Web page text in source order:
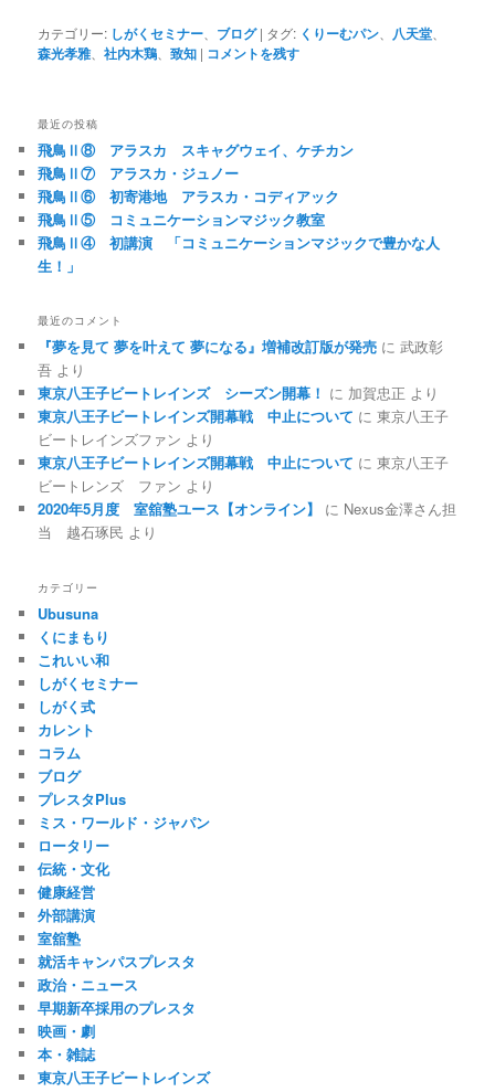
カテゴリー: しがくセミナー ブログ | タグ: くりーむパン 八天堂
森光孝雅、社内木鶏 、致知 | コメントを残す
最近の投稿
飛鳥Ⅱ⑧ アラスカ スキャグウェイ、ケチカン
飛鳥Ⅱ⑦ アラスカ・ジュノー
飛鳥Ⅱ⑥ 初寄港地 アラスカ・コディアック
飛鳥Ⅱ⑤ コミュニケーションマジック教室
飛鳥Ⅱ④ 初講演 「コミュニケーションマジックで豊かな人
生！」
最近のコメント
『夢を見て 夢を叶えて 夢になる』増補改訂版が発売 に武政彰
吾 より
東京八王子ビートレインズ シーズン開幕！ に 加賀忠正 より
東京八王子ビートレインズ開幕戦 中止について に東京八王子
ビートレインズファン より
東京八王子ビートレインズ開幕戦 中止について に東京八王子
ビートレンズ ファン より
2020年5月度 室舘塾ユース【オンライン】
に Nexus金澤さん担
当 越石琢民 より
カテゴリー
Ubusuna
くにまもり
これいい和
しがくセミナー
しがく式
カレント
コラム
ブログ
プレスタPlus
ミス・ワールド・ジャパン
ロータリー
伝統・文化
健康経営
外部講演
室舘塾
就活キャンパスプレスタ
政治・ニュース
早期新卒採用のプレスタ
映画・劇
本・雑誌
東京八王子ビートレインズ